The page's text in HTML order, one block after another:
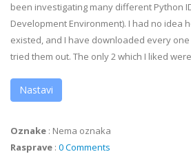
been investigating many different Python
Development Environment). I had no idea
existed, and I have downloaded every
tried them out. The only 2 which I liked were
Nastavi
Oznake : Nema oznaka
Rasprave : 0 Comments